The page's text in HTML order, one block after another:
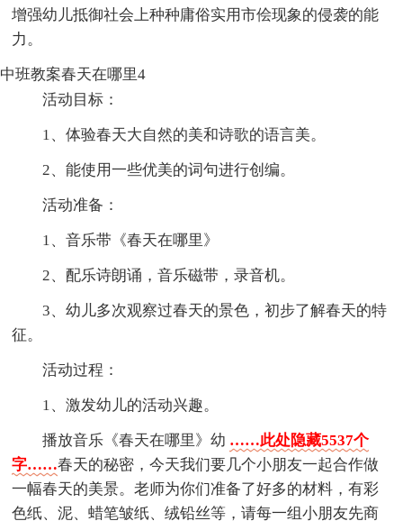
增强幼儿抵御社会上种种庸俗实用市侩现象的侵袭的能
力。
中班教案春天在哪里4
活动目标：
1、体验春天大自然的美和诗歌的语言美。
2、能使用一些优美的词句进行创编。
活动准备：
1、音乐带《春天在哪里》
2、配乐诗朗诵，音乐磁带，录音机。
3、幼儿多次观察过春天的景色，初步了解春天的特
征。
活动过程：
1、激发幼儿的活动兴趣。
播放音乐《春天在哪里》幼 ……此处隐藏5537个
字……春天的秘密，今天我们要几个小朋友一起合作做
一幅春天的美景。老师为你们准备了好多的材料，有彩
色纸、泥、蜡笔皱纸、绒铅丝等，请每一组小朋友先商